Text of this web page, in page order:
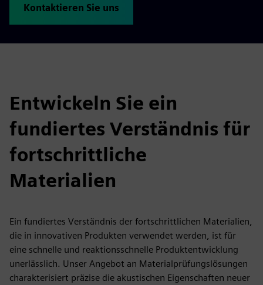
Kontaktieren Sie uns
Entwickeln Sie ein
fundiertes Verständnis für
fortschrittliche
Materialien
Ein fundiertes Verständnis der fortschrittlichen Materialien,
die in innovativen Produkten verwendet werden, ist für
eine schnelle und reaktionsschnelle Produktentwicklung
unerlässlich. Unser Angebot an Materialprüfungslösungen
charakterisiert präzise die akustischen Eigenschaften neuer